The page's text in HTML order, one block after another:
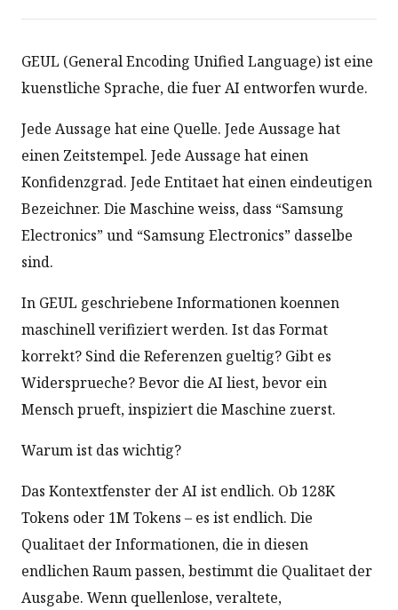
GEUL (General Encoding Unified Language) ist eine
kuenstliche Sprache, die fuer AI entworfen wurde.
Jede Aussage hat eine Quelle. Jede Aussage hat
einen Zeitstempel. Jede Aussage hat einen
Konfidenzgrad. Jede Entitaet hat einen eindeutigen
Bezeichner. Die Maschine weiss, dass “Samsung
Electronics” und “Samsung Electronics” dasselbe
sind.
In GEUL geschriebene Informationen koennen
maschinell verifiziert werden. Ist das Format
korrekt? Sind die Referenzen gueltig? Gibt es
Widersprueche? Bevor die AI liest, bevor ein
Mensch prueft, inspiziert die Maschine zuerst.
Warum ist das wichtig?
Das Kontextfenster der AI ist endlich. Ob 128K
Tokens oder 1M Tokens – es ist endlich. Die
Qualitaet der Informationen, die in diesen
endlichen Raum passen, bestimmt die Qualitaet der
Ausgabe. Wenn quellenlose, veraltete,